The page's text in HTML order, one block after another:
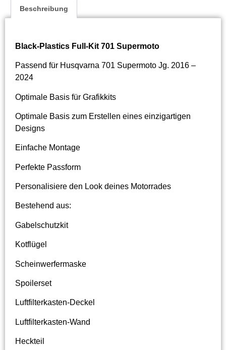
Beschreibung
Black-Plastics Full-Kit 701 Supermoto
Passend für Husqvarna 701 Supermoto Jg. 2016 –
2024
Optimale Basis für Grafikkits
Optimale Basis zum Erstellen eines einzigartigen
Designs
Einfache Montage
Perfekte Passform
Personalisiere den Look deines Motorrades
Bestehend aus:
Gabelschutzkit
Kotflügel
Scheinwerfermaske
Spoilerset
Luftfilterkasten-Deckel
Luftfilterkasten-Wand
Heckteil